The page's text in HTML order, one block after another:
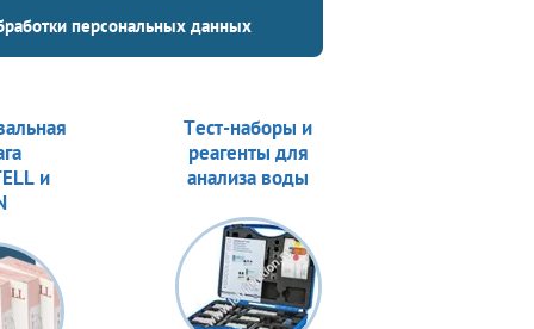
персональных данных
и
Тест-наборы и
реагенты для
анализа воды